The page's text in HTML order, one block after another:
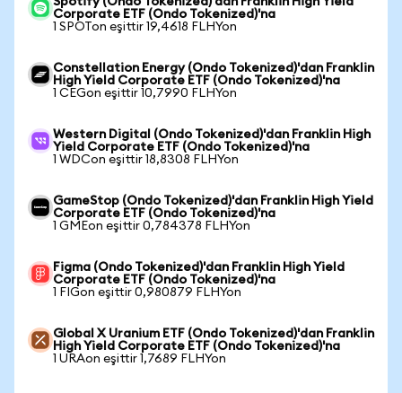
Corporate ETF (Ondo Tokenized)'na
1 SPOTon eşittir 19,4618 FLHYon
Constellation Energy (Ondo Tokenized)'dan Franklin
High Yield Corporate ETF (Ondo Tokenized)'na
1 CEGon eşittir 10,7990 FLHYon
Western Digital (Ondo Tokenized)'dan Franklin High
Yield Corporate ETF (Ondo Tokenized)'na
1 WDCon eşittir 18,8308 FLHYon
GameStop (Ondo Tokenized)'dan Franklin High Yield
Corporate ETF (Ondo Tokenized)'na
1 GMEon eşittir 0,784378 FLHYon
Figma (Ondo Tokenized)'dan Franklin High Yield
Corporate ETF (Ondo Tokenized)'na
1 FIGon eşittir 0,980879 FLHYon
Global X Uranium ETF (Ondo Tokenized)'dan Franklin
High Yield Corporate ETF (Ondo Tokenized)'na
1 URAon eşittir 1,7689 FLHYon